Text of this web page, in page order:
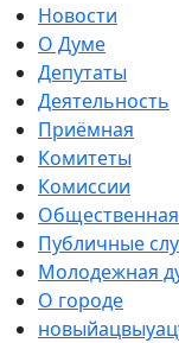
Новости
О Думе
Депутаты
Деятельность
Приёмная
Комитеты
Комиссии
Публичные
Молодежная
О городе